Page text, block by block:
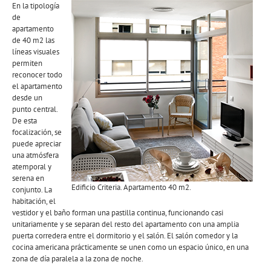
Edificio Criteria. Apartamento 40 m2.
En la tipología
de
apartamento
de 40 m2 las
líneas visuales
permiten
reconocer todo
el apartamento
desde un
punto central.
De esta
focalización, se
puede apreciar
una atmósfera
atemporal y
serena en
conjunto. La
habitación, el
vestidor y el baño forman una pastilla continua, funcionando casi
unitariamente y se separan del resto del apartamento con una amplia
puerta corredera entre el dormitorio y el salón. El salón comedor y la
cocina americana prácticamente se unen como un espacio único, en una
zona de día paralela a la zona de noche.